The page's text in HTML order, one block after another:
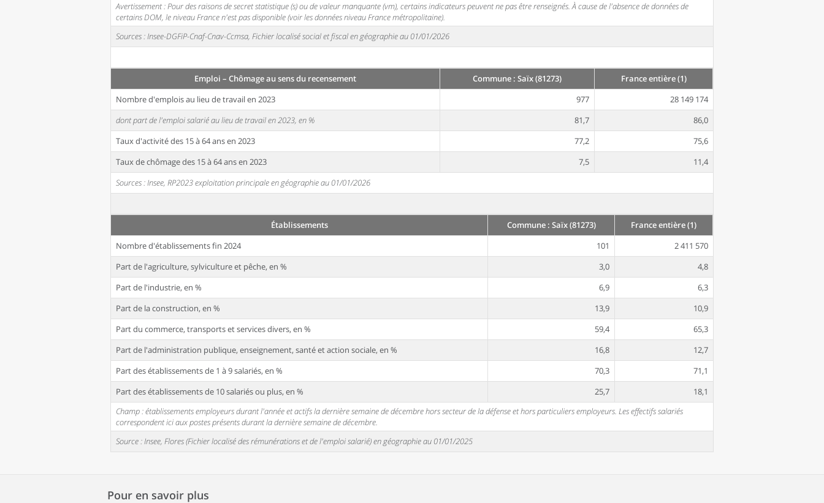
Avertissement : Pour des raisons de secret statistique (s) ou de valeur manquante (vm), certains indicateurs peuvent ne pas être renseignés. À cause de l'absence de données de
certains DOM, le niveau France n'est pas disponible (voir les données niveau France métropolitaine).
Sources : Insee-DGFiP-Cnaf-Cnav-Ccmsa, Fichier localisé social et fiscal en géographie au 01/01/2026
Emploi – Chômage au sens du recensement Commune : Saïx (81273)
France entière (1)
Nombre d'emplois au lieu de travail en 2023
977
28 149 174
dont part de l'emploi salarié au lieu de travail en 2023, en %
81,7
86,0
Taux d'activité des 15 à 64 ans en 2023
77,2
75,6
Taux de chômage des 15 à 64 ans en 2023
7,5
11,4
Sources : Insee, RP2023 exploitation principale en géographie au 01/01/2026
Établissements Commune : Saïx (81273)
France entière (1)
Nombre d'établissements fin 2024
101
2 411 570
Part de l'agriculture, sylviculture et pêche, en %
3,0
4,8
Part de l'industrie, en %
6,9
6,3
Part de la construction, en %
13,9
10,9
Part du commerce, transports et services divers, en %
59,4
65,3
Part de l'administration publique, enseignement, santé et action sociale, en %
16,8
12,7
Part des établissements de 1 à 9 salariés, en %
70,3
71,1
Part des établissements de 10 salariés ou plus, en %
25,7
18,1
Champ : établissements employeurs durant l'année et actifs la dernière semaine de décembre hors secteur de la défense et hors particuliers employeurs. Les effectifs salariés
correspondent ici aux postes présents durant la dernière semaine de décembre.
Source : Insee, Flores (Fichier localisé des rémunérations et de l'emploi salarié) en géographie au 01/01/2025
Pour en savoir plus